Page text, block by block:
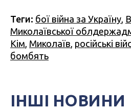
Теги: бої війна за Україну
Миколаївської
Кім Миколаїв російські
бомбять
ІНШІ НОВИНИ